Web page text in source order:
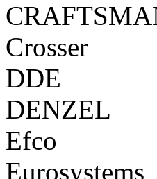
Crosser
DDE
DENZEL
Efco
Eurosystems